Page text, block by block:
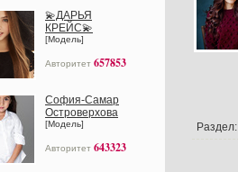
💫ДАРЬЯ
КРЕЙС💫
[Модель]
Авторитет 657853
София-Самар
Островерхова
[Модель]
Авторитет 643323
Раздел: